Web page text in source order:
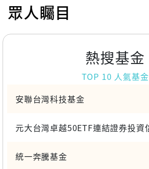
眾人矚目
熱搜基金
TOP 10 人氣基金
安聯台灣科技基金
統一奔騰基金